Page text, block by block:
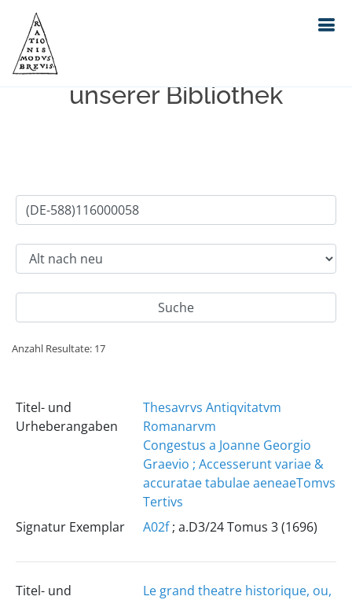
Einfache Suche im Bestand
unserer Bibliothek
Anzahl Resultate: 17
Titel- und
Urheberangaben
Thesavrvs Antiqvitatvm
Romanarvm
Congestus a Joanne Georgio
Graevio ; Accesserunt variae &
accuratae tabulae aeneaeTomvs
Tertivs
Signatur Exemplar
A02f; a.D3/24 Tomus 3 (1696)
Titel- und
Le grand theatre historique, ou,